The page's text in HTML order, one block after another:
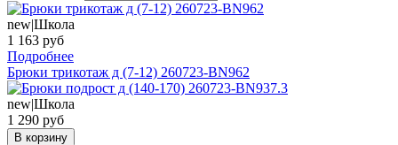
new|Школа
1 163 руб
Подробнее
Брюки трикотаж д (7-12) 260723-BN962
new|Школа
1 290 руб
В корзину